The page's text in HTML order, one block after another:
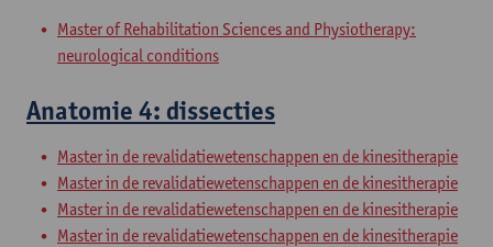
Master of Rehabilitation Sciences and Physiotherapy:
neurological conditions
Anatomie 4: dissecties
Master in de revalidatiewetenschappen en de kinesitherapie
Master in de revalidatiewetenschappen en de kinesitherapie
Master in de revalidatiewetenschappen en de kinesitherapie
Master in de revalidatiewetenschappen en de kinesitherapie